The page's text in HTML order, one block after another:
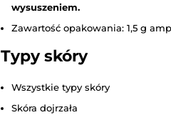
wysuszeniem.
Zawartość opakowania: 1,5 g
Typy skóry
Wszystkie typy skóry
Skóra dojrzała